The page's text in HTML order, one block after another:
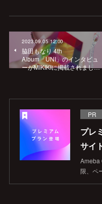
2023.09.05 12:00
脇田もなり 4th
Album「UNI」のインタビュ
ーがMIKIKIに掲載されまし…
PR
プレ
サイ
Ameba
限、ペ